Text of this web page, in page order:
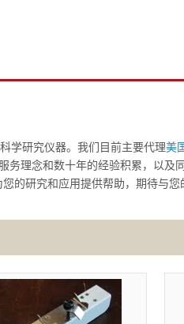
学研究仪器。我们目前主要代理美
理念和数十年的经验积累，以及
的研究和应用提供帮助，期待与您